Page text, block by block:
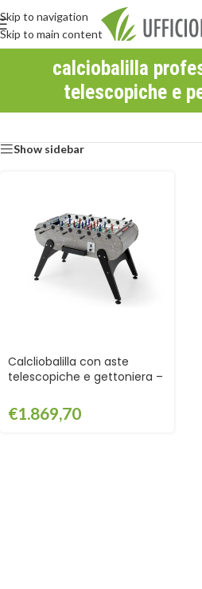
Skip to navigation
Skip to main content
calciobalilla
telescopiche e
Show sidebar
Calcliobalilla con aste
telescopiche e gettoniera –
€1.869,70